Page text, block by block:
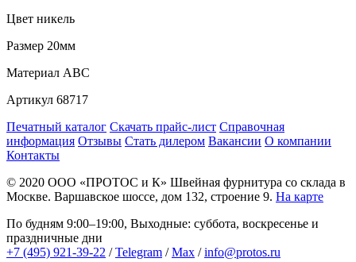
Цвет никель
Размер 20мм
Материал АВС
Артикул 68717
Печатный каталог Скачать прайс-лист Справочная
информация Отзывы Стать дилером Вакансии О компании
Контакты
© 2020 ООО «ПРОТОС и К» Швейная фурнитура со склада в
Москве. Варшавское шоссе, дом 132, строение 9. На карте
По будням 9:00–19:00, Выходные: суббота, воскресенье и
праздничные дни
+7 (495) 921-39-22 /Telegram /Max /info@protos.ru